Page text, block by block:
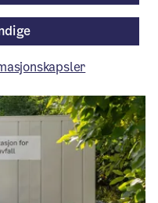
— Bydel Søndre
Østensjø —